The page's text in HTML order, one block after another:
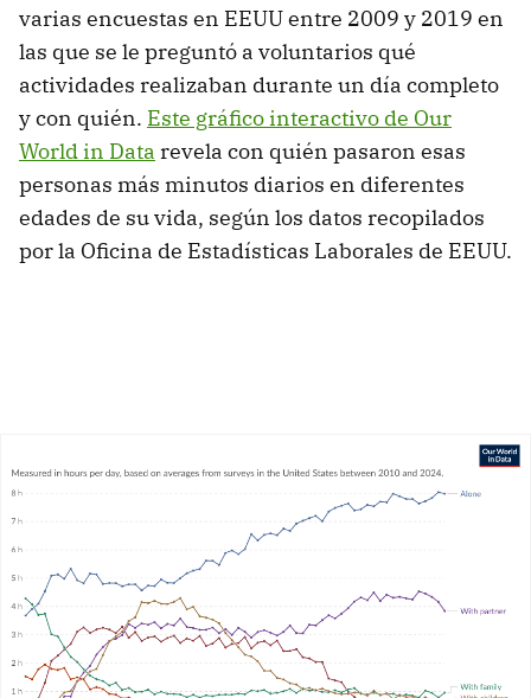
varias encuestas en EEUU entre 2009 y 2019 en
las que se le preguntó a voluntarios qué
actividades realizaban durante un día completo
y con quién. Este gráfico interactivo de Our
World in Data revela con quién pasaron esas
personas más minutos diarios en diferentes
edades de su vida, según los datos recopilados
por la Oficina de Estadísticas Laborales de EEUU.